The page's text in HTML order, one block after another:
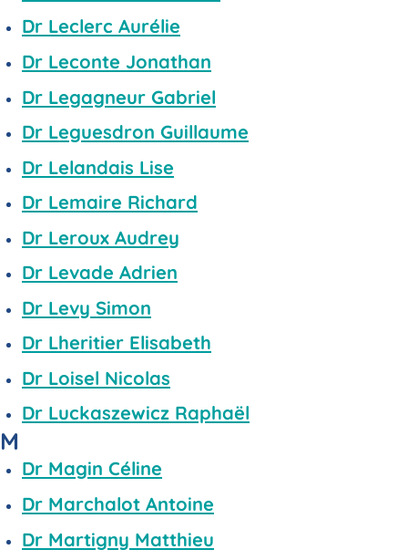
Dr Leclerc Aurélie
Dr Leconte Jonathan
Dr Legagneur Gabriel
Dr Leguesdron Guillaume
Dr Lelandais Lise
Dr Lemaire Richard
Dr Leroux Audrey
Dr Levade Adrien
Dr Levy Simon
Dr Lheritier Elisabeth
Dr Loisel Nicolas
Dr Luckaszewicz Raphaël
M
Dr Magin Céline
Dr Marchalot Antoine
Dr Martigny Matthieu